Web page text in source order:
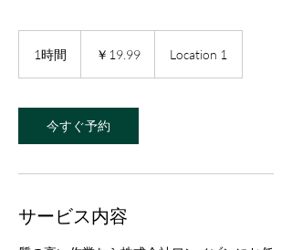
1時間 ￥19.99 Location 1
今すぐ予約
サービス内容